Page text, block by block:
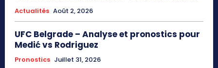
Actualités Août 2, 2026
UFC Belgrade – Analyse et pronostics pour
Medić vs Rodriguez
Pronostics Juillet 31, 2026